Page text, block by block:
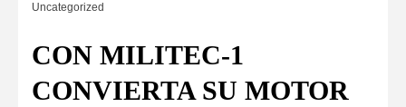
Uncategorized
CON MILITEC-1
CONVIERTA SU MOTOR